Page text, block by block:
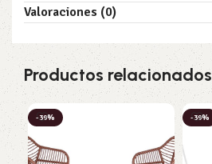
Valoraciones (0)
Productos relacionados
-39% -39%